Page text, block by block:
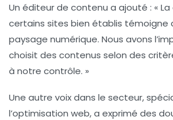
Un éditeur de contenu a ajouté : «
certains sites bien établis témoigne
paysage numérique. Nous avons
choisit des contenus selon des
à notre contrôle. »
Une autre voix dans le secteur,
l’optimisation web, a exprimé des